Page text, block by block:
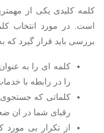
کلمه کلیدی یکی از
است. در مورد انتخاب
بررسی باید قرار گیرد که
کلمه ای را به
را در رابطه با
کلماتی که جستجوی
رقبای شما در ان
از تکرار بی